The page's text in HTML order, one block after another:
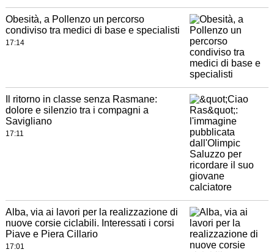
Obesità, a Pollenzo un percorso
condiviso tra medici di base e specialisti
17:14
Il ritorno in classe senza Rasmane:
dolore e silenzio tra i compagni a
Savigliano
17:11
Alba, via ai lavori per la realizzazione di
nuove corsie ciclabili. Interessati i corsi
Piave e Piera Cillario
17:01